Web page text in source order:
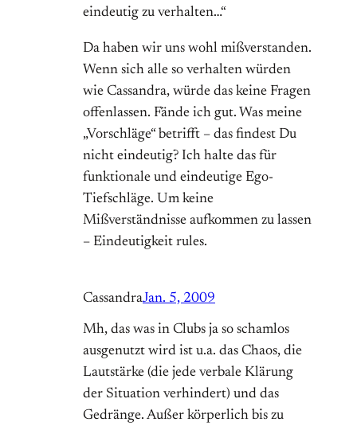
eindeutig zu verhalten…“
Da haben wir uns wohl mißverstanden.
Wenn sich alle so verhalten würden
wie Cassandra, würde das keine Fragen
offenlassen. Fände ich gut. Was meine
„Vorschläge“ betrifft – das findest Du
nicht eindeutig? Ich halte das für
funktionale und eindeutige Ego-
Tiefschläge. Um keine
Mißverständnisse aufkommen zu lassen
– Eindeutigkeit rules.
CassandraJan. 5, 2009
Mh, das was in Clubs ja so schamlos
ausgenutzt wird ist u.a. das Chaos, die
Lautstärke (die jede verbale Klärung
der Situation verhindert) und das
Gedränge. Außer körperlich bis zu